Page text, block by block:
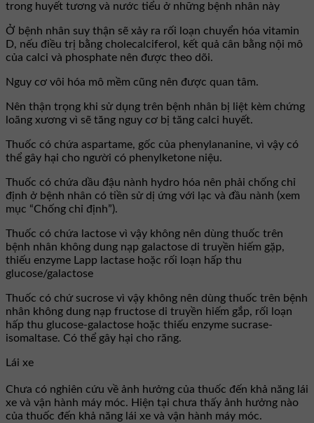
trong huyết tương và nước tiểu ở những bệnh nhân này
Ở bệnh nhân suy thận sẽ xảy ra rối loạn chuyển hóa vitamin
D, nếu điều trị bằng cholecalciferol, kết quả cân bằng nội mô
của calci và phosphate nên được theo dõi.
Nguy cơ vôi hóa mô mềm cũng nên được quan tâm.
Nên thận trọng khi sử dụng trên bệnh nhân bị liệt kèm chứng
loãng xương vì sẽ tăng nguy cơ bị tăng calci huyết.
Thuốc có chứa aspartame, gốc của phenylananine, vì vậy có
thể gây hại cho người có phenylketone niệu.
Thuốc có chứa dầu đậu nành hydro hóa nên phải chống chỉ
định ở bệnh nhân có tiền sử dị ứng với lạc và đầu nành (xem
mục “Chống chỉ định”).
Thuốc có chứa lactose vì vậy không nên dùng thuốc trên
bệnh nhân không dung nạp galactose di truyền hiếm gặp,
thiếu enzyme Lapp lactase hoặc rối loạn hấp thu
glucose/galactose
Thuốc có chứ sucrose vì vậy không nên dùng thuốc trên bệnh
nhân không dung nạp fructose di truyền hiếm gắp, rối loạn
hấp thu glucose-galactose hoặc thiếu enzyme sucrase-
isomaltase. Có thể gây hại cho răng.
Lái xe
Chưa có nghiên cứu về ảnh hưởng của thuốc đến khả năng lái
xe và vận hành máy móc. Hiện tại chưa thấy ảnh hưởng nào
của thuốc đến khả năng lái xe và vận hành máy móc.